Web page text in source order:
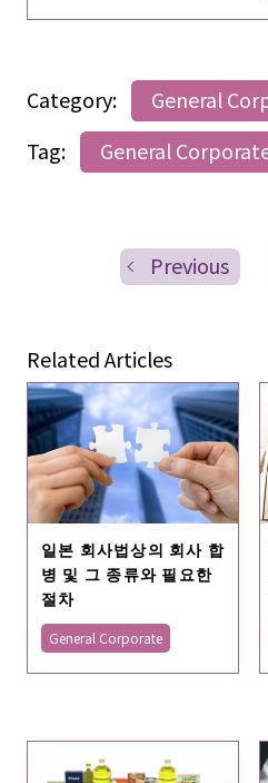
Category:
General
Tag:
General
Previous
Related Articles
일본 회사법상의 회사 합
병 및 그 종류와 필요한
절차
General Corporate